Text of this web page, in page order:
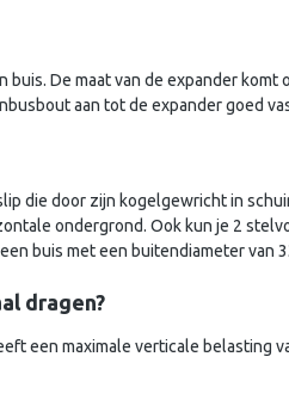
De maat van de expander
aan tot de expander goed
die door zijn kogelgewricht in
ondergrond. Ook kun je 2
buis met een buitendiameter van
dragen?
een maximale verticale belasting